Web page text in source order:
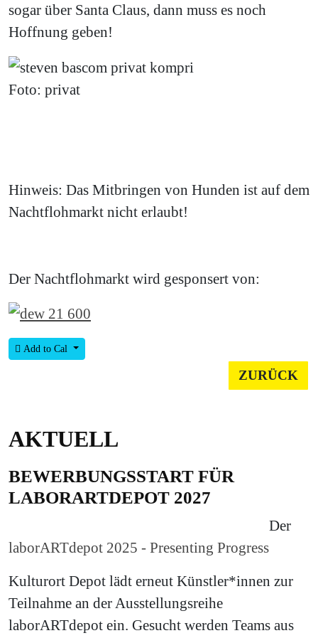
sogar über Santa Claus, dann muss es noch
Hoffnung geben!
Foto: privat
Hinweis: Das Mitbringen von Hunden ist auf dem
Nachtflohmarkt nicht erlaubt!
Der Nachtflohmarkt wird gesponsert von:
Add to Cal
ZURÜCK
AKTUELL
BEWERBUNGSSTART FÜR
LABORARTDEPOT 2027
laborARTdepot 2025 - Presenting Progress
Der
Kulturort Depot lädt erneut Künstler*innen zur
Teilnahme an der Ausstellungsreihe
laborARTdepot ein. Gesucht werden Teams aus